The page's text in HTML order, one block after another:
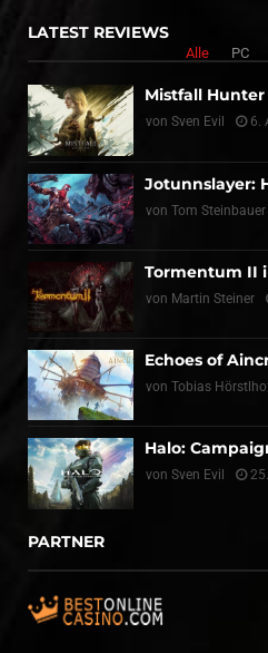
LATEST REVIEWS
Alle PC
Mistfall Hunter
von Sven Evil 6.
Jotunnslayer:
von Tom Steinbauer
Tormentum II
von Martin Steiner
Echoes of
von Tobias
Halo:
von Sven Evil
PARTNER